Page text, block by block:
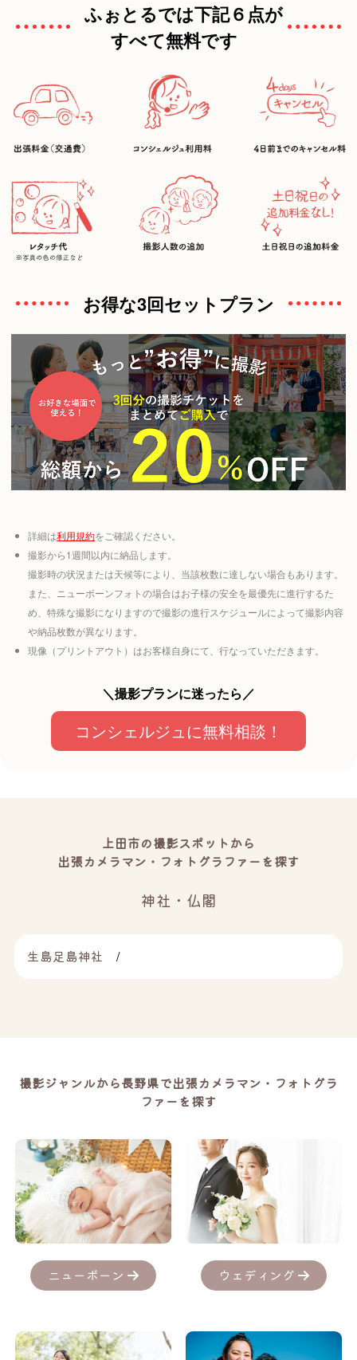
ふぉとるでは下記６点が
すべて無料です
お得な3回セットプラン
詳細は利用規約をご確認ください。
撮影から1週間以内に納品します。
撮影時の状況または天候等により、当該枚数に達しない場合もあります。
また、ニューボーンフォトの場合はお子様の安全を最優先に進行するた
め、特殊な撮影になりますので撮影の進行スケジュールによって撮影内容
や納品枚数が異なります。
現像（プリントアウト）はお客様自身にて、行なっていただきます。
＼撮影プランに迷ったら／
コンシェルジュに無料相談！
上田市の撮影スポットから
出張カメラマン・フォトグラファーを探す
神社・仏閣
生島足島神社
撮影ジャンルから長野県で出張カメラマン・フォトグラ
ファーを探す
ニューボーン ウェディング